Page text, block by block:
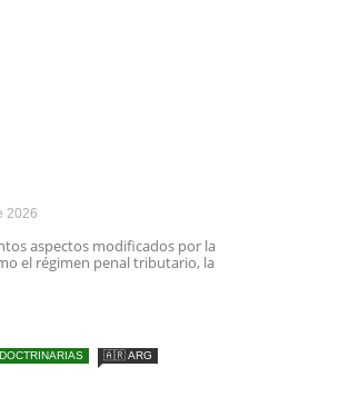
2026
aspectos modificados por la
el régimen penal tributario, la
🇦🇷 ARG